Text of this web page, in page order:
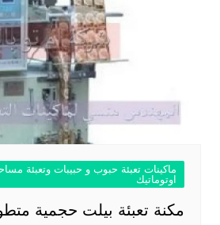
ماكينات تعبئة حبوب و حبيبات وتعبئة
اوتوماتيك
مكنة تعبئة بيلت حجمية